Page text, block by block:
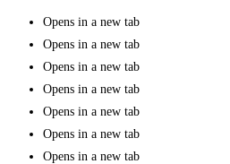
Opens in a new tab
Opens in a new tab
Opens in a new tab
Opens in a new tab
Opens in a new tab
Opens in a new tab
Opens in a new tab